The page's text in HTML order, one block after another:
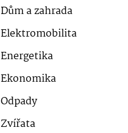
Dům a zahrada
Elektromobilita
Energetika
Ekonomika
Odpady
Zvířata